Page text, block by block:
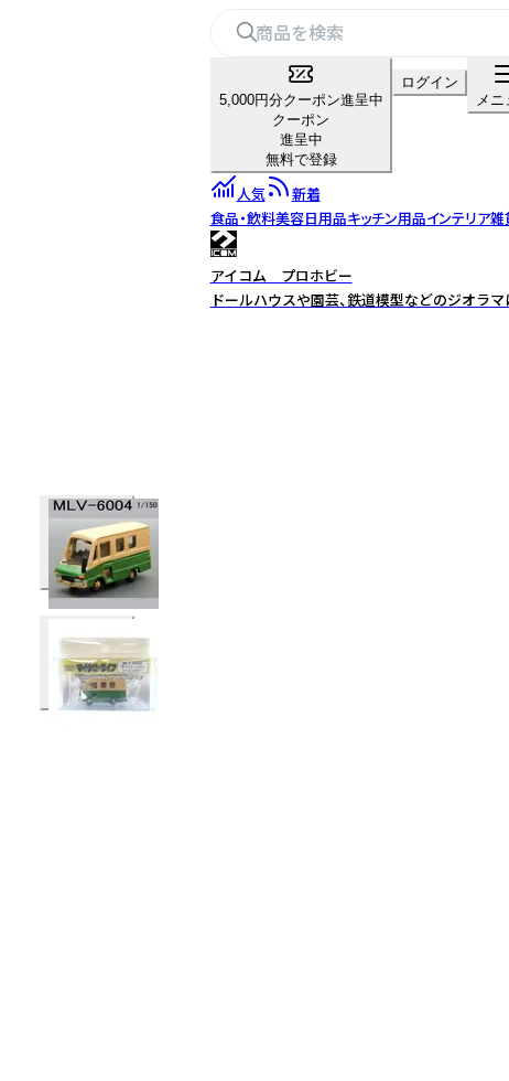
5,000円分クーポン進呈中
クーポン
進呈中
無料で登録
ログイン
メニ
人気
新着
食品・飲料美容日用品キッチン用品インテリア雑
アイコム プロホビー
ドールハウスや園芸、鉄道模型などのジオラ